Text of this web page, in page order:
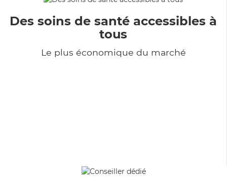
Des soins de santé accessibles à
tous
Le plus économique du marché